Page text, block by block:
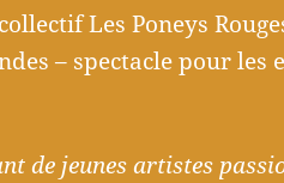
Les Poneys
– spectacle pour les
de jeunes artistes